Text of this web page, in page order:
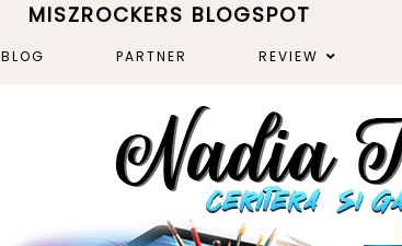
MISZROCKERS BLOGSPOT
BLOG PARTNER REVIEW